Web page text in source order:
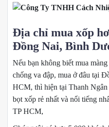
Địa chỉ mua xốp
Đồng Nai, Bình
Nếu bạn không biết mua
chống va đập, mua ở đâu tại
HCM, thì hiện tại Thanh
bọt xốp rẻ nhất và nổi tiếng
TP HCM,